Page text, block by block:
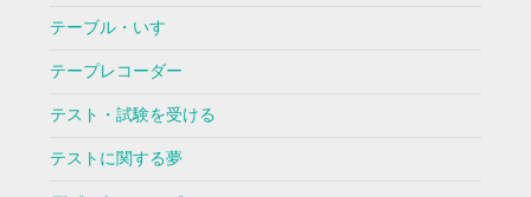
テーブル・いす
テープレコーダー
テスト・試験を受ける
テストに関する夢